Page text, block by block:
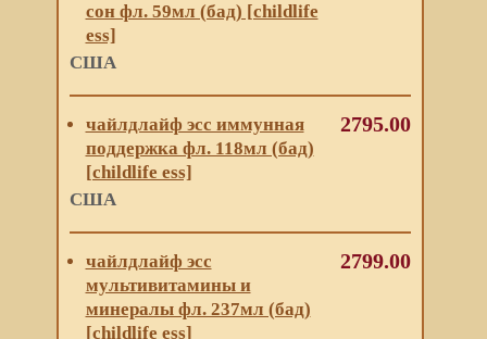
сон фл. 59мл (бад) [childlife
ess]
США
чайлдлайф эсс иммунная
поддержка фл. 118мл (бад)
[childlife ess]
США
2795.00
чайлдлайф эсс
мультивитамины и
минералы фл. 237мл (бад)
[childlife ess]
2799.00